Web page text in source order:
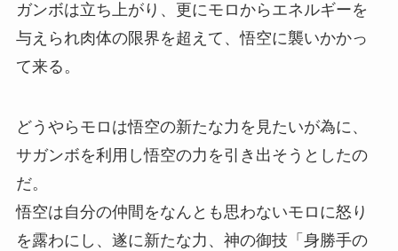
ガンボは立ち上がり、更にモロからエネルギーを
与えられ肉体の限界を超えて、悟空に襲いかかっ
て来る。
どうやらモロは悟空の新たな力を見たいが為に、
サガンボを利用し悟空の力を引き出そうとしたの
だ。
悟空は自分の仲間をなんとも思わないモロに怒り
を露わにし、遂に新たな力、神の御技「身勝手の